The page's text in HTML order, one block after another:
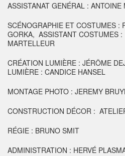
ASSISTANAT GENÉRAL :
SCÉNOGRAPHIE ET COSTUMES :
GORKA, ASSISTANT COSTUMES
MARTELLEUR
CRÉATION LUMIÈRE : JÉRÔME
LUMIÈRE : CANDICE HANSEL
MONTAGE PHOTO : JEREMY
CONSTRUCTION DÉCOR :
RÉGIE : BRUNO SMIT
ADMINISTRATION : HERVÉ